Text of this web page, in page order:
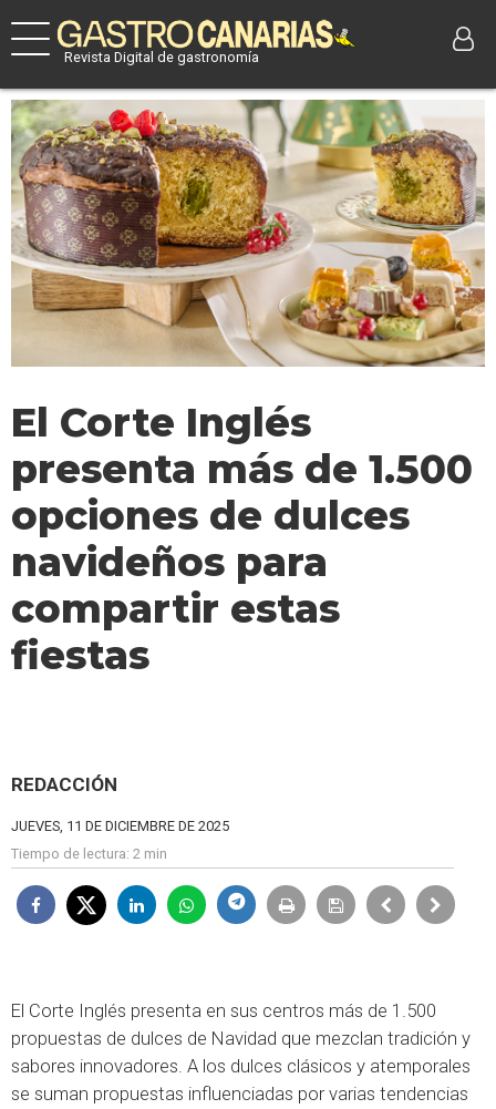
Revista Digital de gastronomía
El Corte Inglés
presenta más de 1.500
opciones de dulces
navideños para
compartir estas
fiestas
REDACCIÓN
JUEVES, 11 DE DICIEMBRE DE 2025
Tiempo de lectura: 2 min
El Corte Inglés presenta en sus centros más de 1.500
propuestas de dulces de Navidad que mezclan tradición y
sabores innovadores. A los dulces clásicos y atemporales
se suman propuestas influenciadas por varias tendencias